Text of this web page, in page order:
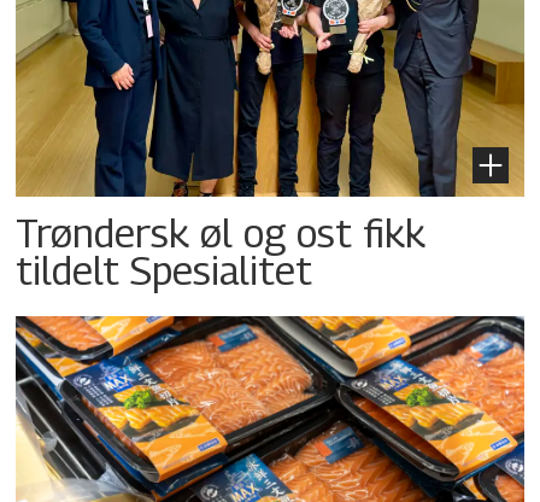
Trøndersk øl og ost fikk
tildelt Spesialitet